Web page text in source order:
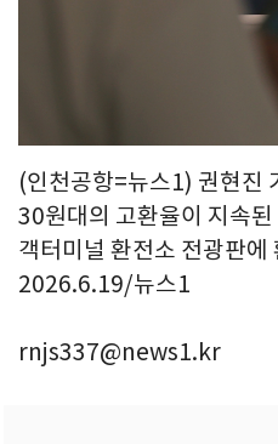
(인천공항=뉴스1) 권현진
30원대의 고환율이 지속
객터미널 환전소 전광판에
2026.6.19/뉴스1
rnjs337@news1.kr